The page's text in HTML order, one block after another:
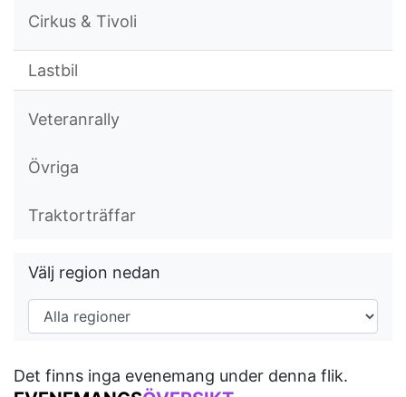
Cirkus & Tivoli
Lastbil
Veteranrally
Övriga
Traktorträffar
Välj region nedan
Det finns inga evenemang under denna flik.